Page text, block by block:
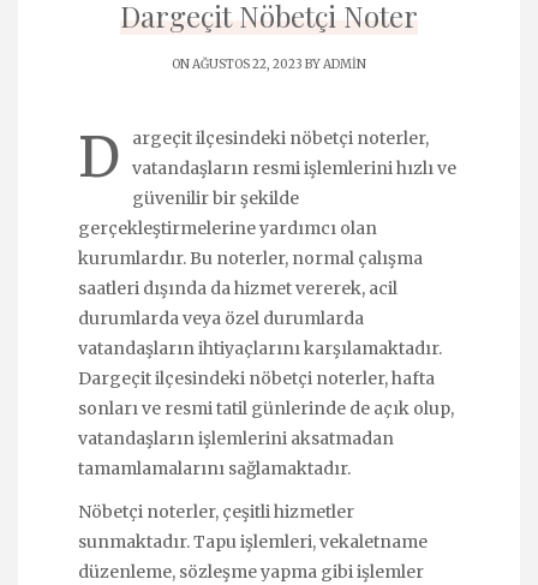
Dargeçit Nöbetçi Noter
ON AĞUSTOS 22, 2023 BYADMIN
D
argeçit ilçesindeki nöbetçi noterler,
vatandaşların resmi işlemlerini hızlı ve
güvenilir bir şekilde
gerçekleştirmelerine yardımcı olan
kurumlardır. Bu noterler, normal çalışma
saatleri dışında da hizmet vererek, acil
durumlarda veya özel durumlarda
vatandaşların ihtiyaçlarını karşılamaktadır.
Dargeçit ilçesindeki nöbetçi noterler, hafta
sonları ve resmi tatil günlerinde de açık olup,
vatandaşların işlemlerini aksatmadan
tamamlamalarını sağlamaktadır.
Nöbetçi noterler, çeşitli hizmetler
sunmaktadır. Tapu işlemleri, vekaletname
düzenleme, sözleşme yapma gibi işlemler